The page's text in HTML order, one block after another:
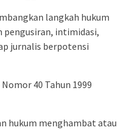
langkah hukum
pengusiran, intimidasi,
jurnalis berpotensi
40 Tahun 1999
hukum menghambat atau